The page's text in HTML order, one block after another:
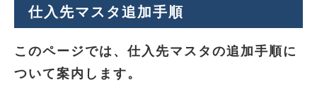
仕入先マスタ追加手順
このページでは、仕入先マスタの追加手順に
ついて案内します。